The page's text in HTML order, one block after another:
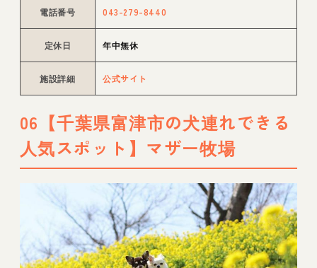
電話番号 043-279-8440
定休日 年中無休
施設詳細 公式サイト
06【千葉県富津市の犬連れできる
人気スポット】マザー牧場